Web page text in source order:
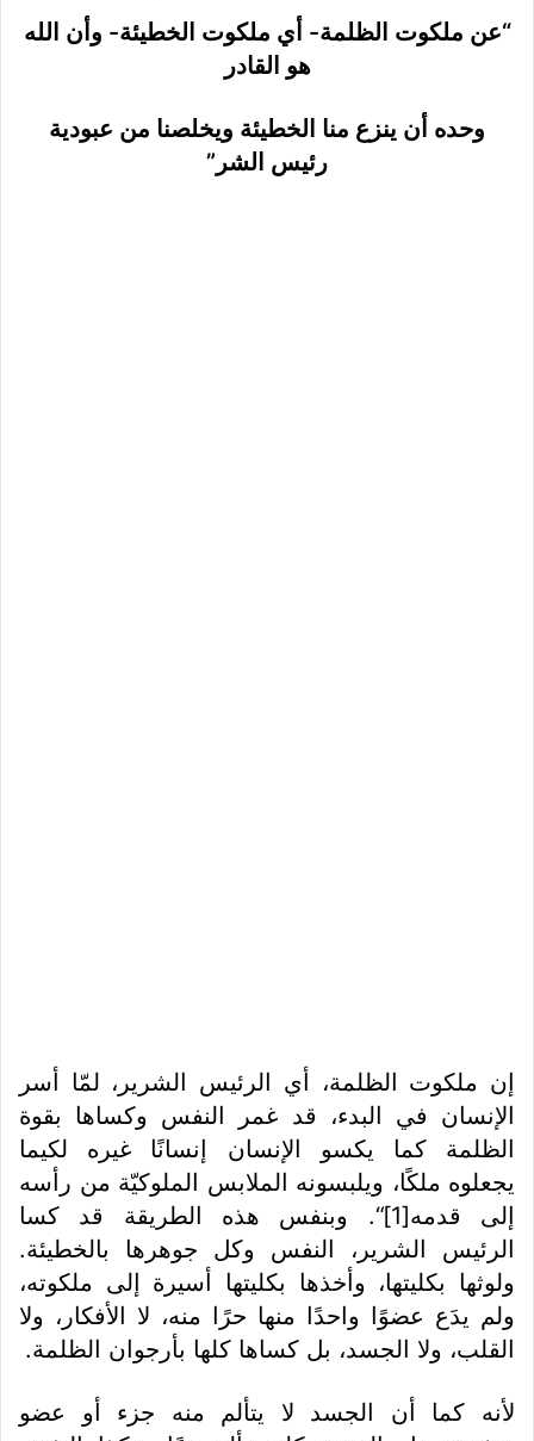
“عن ملكوت الظلمة- أي ملكوت الخطيئة- وأن الله
هو القادر
وحده أن ينزع منا الخطيئة ويخلصنا من عبودية
رئيس الشر”
إن ملكوت الظلمة، أي الرئيس الشرير، لمّا أسر
الإنسان في البدء، قد غمر النفس وكساها بقوة
الظلمة كما يكسو الإنسان إنسانًا غيره لكيما
يجعلوه ملكًا، ويلبسونه الملابس الملوكيّة من رأسه
إلى قدمه[1]
“. وبنفس هذه الطريقة قد كسا
الرئيس الشرير، النفس وكل جوهرها بالخطيئة.
ولوثها بكليتها، وأخذها بكليتها أسيرة إلى ملكوته،
ولم يدَع عضوًا واحدًا منها حرًا منه، لا الأفكار، ولا
القلب، ولا الجسد، بل كساها كلها بأرجوان الظلمة.
لأنه كما أن الجسد لا يتألم منه جزء أو عضو